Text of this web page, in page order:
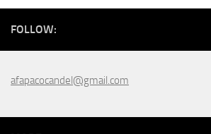
FOLLOW:
afapacocandel@gmail.com